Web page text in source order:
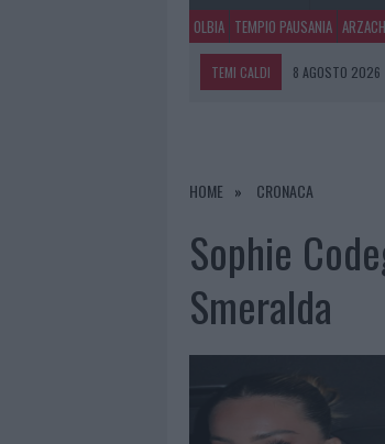
OLBIA TEMPIO PAUSANIA
TEMI CALDI 8 AGOSTO 2026
7 AGOSTO 2026
|
HOME CRONACA
Sophie
Smeralda